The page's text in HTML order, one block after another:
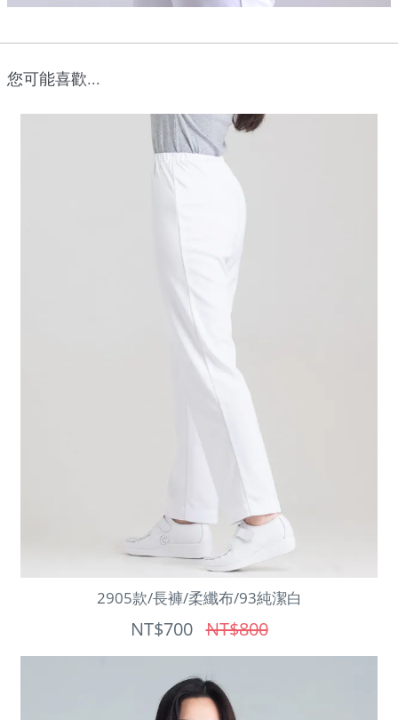
您可能喜歡...
2905款/長褲/柔纖布/93純潔白
NT$700NT$800